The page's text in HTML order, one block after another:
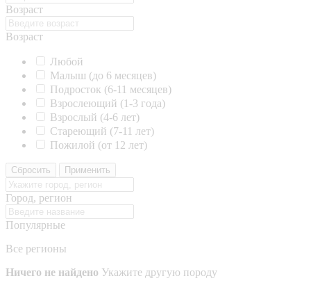
Возраст
Возраст
Любой
Малыш (до 6 месяцев)
Подросток (6-11 месяцев)
Взрослеющий (1-3 года)
Взрослый (4-6 лет)
Стареющий (7-11 лет)
Пожилой (от 12 лет)
Сбросить Применить
Город, регион
Популярные
Все регионы
Ничего не найдено Укажите другую породу